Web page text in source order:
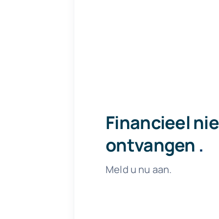
Financieel
ontvangen .
Meld u nu aan.